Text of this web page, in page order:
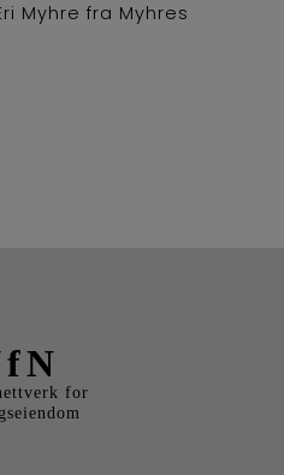
Myhre fra Myhres
for